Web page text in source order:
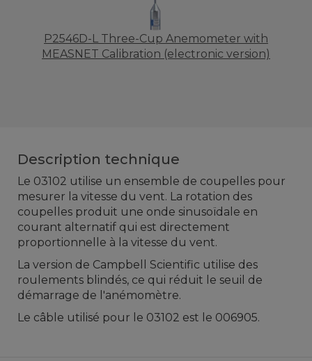
P2546D-L Three-Cup Anemometer with
MEASNET Calibration (electronic version)
Description technique
Le 03102 utilise un ensemble de coupelles pour
mesurer la vitesse du vent. La rotation des
coupelles produit une onde sinusoïdale en
courant alternatif qui est directement
proportionnelle à la vitesse du vent.
La version de Campbell Scientific utilise des
roulements blindés, ce qui réduit le seuil de
démarrage de l'anémomètre.
Le câble utilisé pour le 03102 est le 006905.